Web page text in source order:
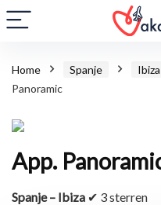
Home Spanje Ibiza
Panoramic
App.
Spanje – Ibiza ✔ 3 sterren